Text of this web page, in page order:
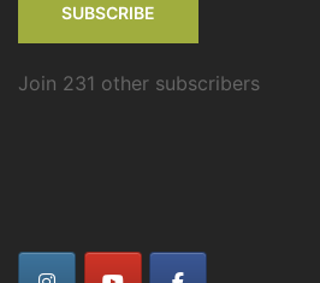
SUBSCRIBE
Join 231 other subscribers